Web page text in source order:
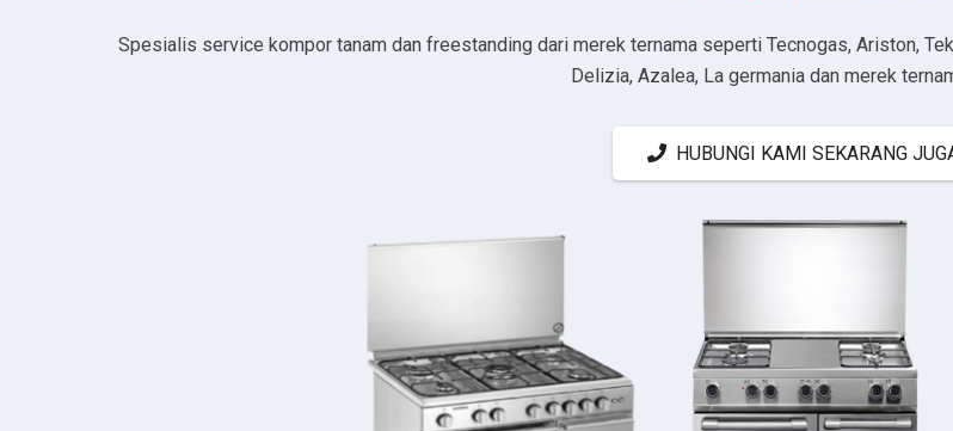
Spesialis service kompor tanam dan freestanding dari merek ternama seperti Tecnogas, Ariston,
Delizia, Azalea, La germania dan merek
HUBUNGI KAMI SEKARANG